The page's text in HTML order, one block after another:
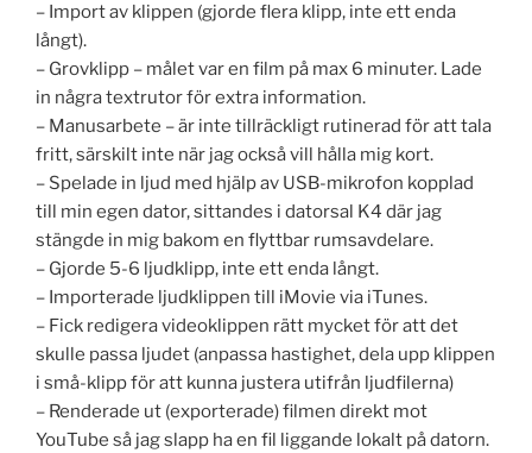
– Import av klippen (gjorde flera klipp, inte ett enda
långt).
– Grovklipp – målet var en film på max 6 minuter. Lade
in några textrutor för extra information.
– Manusarbete – är inte tillräckligt rutinerad för att tala
fritt, särskilt inte när jag också vill hålla mig kort.
– Spelade in ljud med hjälp av USB-mikrofon kopplad
till min egen dator, sittandes i datorsal K4 där jag
stängde in mig bakom en flyttbar rumsavdelare.
– Gjorde 5-6 ljudklipp, inte ett enda långt.
– Importerade ljudklippen till iMovie via iTunes.
– Fick redigera videoklippen rätt mycket för att det
skulle passa ljudet (anpassa hastighet, dela upp klippen
i små-klipp för att kunna justera utifrån ljudfilerna)
– Renderade ut (exporterade) filmen direkt mot
YouTube så jag slapp ha en fil liggande lokalt på datorn.